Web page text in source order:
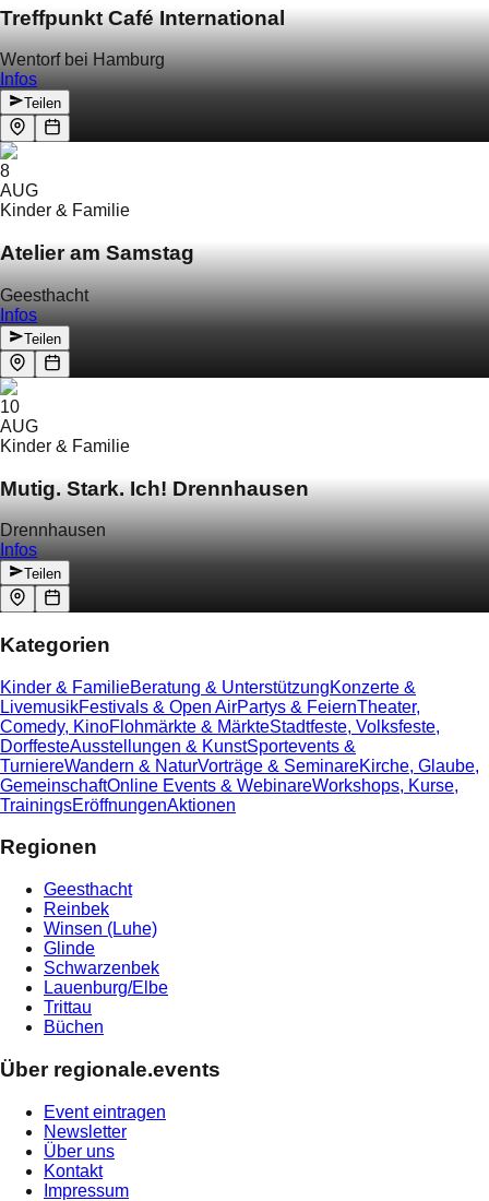
Treffpunkt Café International
Wentorf bei Hamburg
Infos
Teilen
8
AUG
Kinder & Familie
Atelier am Samstag
Geesthacht
Infos
Teilen
10
AUG
Kinder & Familie
Mutig. Stark. Ich! Drennhausen
Drennhausen
Infos
Teilen
Kategorien
Kinder & FamilieBeratung & UnterstützungKonzerte &
LivemusikFestivals & Open AirPartys & FeiernTheater,
Comedy, KinoFlohmärkte & MärkteStadtfeste, Volksfeste,
DorffesteAusstellungen & KunstSportevents &
TurniereWandern & NaturVorträge & SeminareKirche, Glaube,
GemeinschaftOnline Events & WebinareWorkshops, Kurse,
TrainingsEröffnungenAktionen
Regionen
Geesthacht
Reinbek
Winsen (Luhe)
Glinde
Schwarzenbek
Lauenburg/Elbe
Trittau
Büchen
Über regionale.events
Event eintragen
Newsletter
Über uns
Kontakt
Impressum